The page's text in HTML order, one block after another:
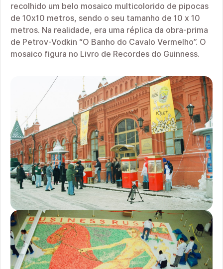
recolhido um belo mosaico multicolorido de pipocas
de 10x10 metros, sendo o seu tamanho de 10 x 10
metros. Na realidade, era uma réplica da obra-prima
de Petrov-Vodkin “O Banho do Cavalo Vermelho”. O
mosaico figura no Livro de Recordes do Guinness.